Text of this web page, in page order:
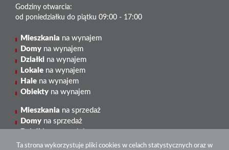
Godziny otwarcia:
od poniedziałku do piątku 09:00 - 17:00
Mieszkania na wynajem
Domy na wynajem
Działki na wynajem
Lokale na wynajem
Hale na wynajem
Obiekty na wynajem
Mieszkania na sprzedaż
Domy na sprzedaż
Lokale na sprzedaż
Ta strona wykorzystuje pliki cookies w celach statystycznych oraz w